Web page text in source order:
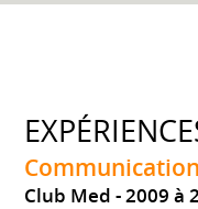
Club Med 2009 à